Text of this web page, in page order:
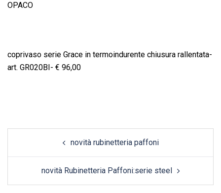
OPACO
coprivaso serie Grace in termoindurente chiusura rallentata-
art. GR020BI- € 96,00
novità rubinetteria paffoni
novità Rubinetteria Paffoni:serie steel